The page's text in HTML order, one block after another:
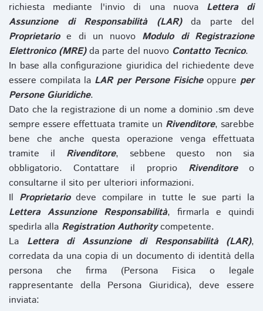
richiesta mediante l'invio di una nuova Lettera di
Assunzione di Responsabilità (LAR)da parte del
Proprietarioe di un nuovo Modulo di Registrazione
Elettronico (MRE)da parte del nuovo Contatto Tecnico.
In base alla configurazione giuridica del richiedente deve
essere compilata la LAR per Persone Fisicheoppure per
Persone Giuridiche.
Dato che la registrazione di un nome a dominio .sm deve
sempre essere effettuata tramite un Rivenditore, sarebbe
bene che anche questa operazione venga effettuata
tramite il Rivenditore, sebbene questo non sia
obbligatorio. Contattare il proprio Rivenditoreo
consultarne il sito per ulteriori informazioni.
Il Proprietariodeve compilare in tutte le sue parti la
Lettera Assunzione Responsabilità, firmarla e quindi
spedirla alla Registration Authoritycompetente.
La Lettera di Assunzione di Responsabilità (LAR),
corredata da una copia di un documento di identità della
persona che firma (Persona Fisica o legale
rappresentante della Persona Giuridica), deve essere
inviata: